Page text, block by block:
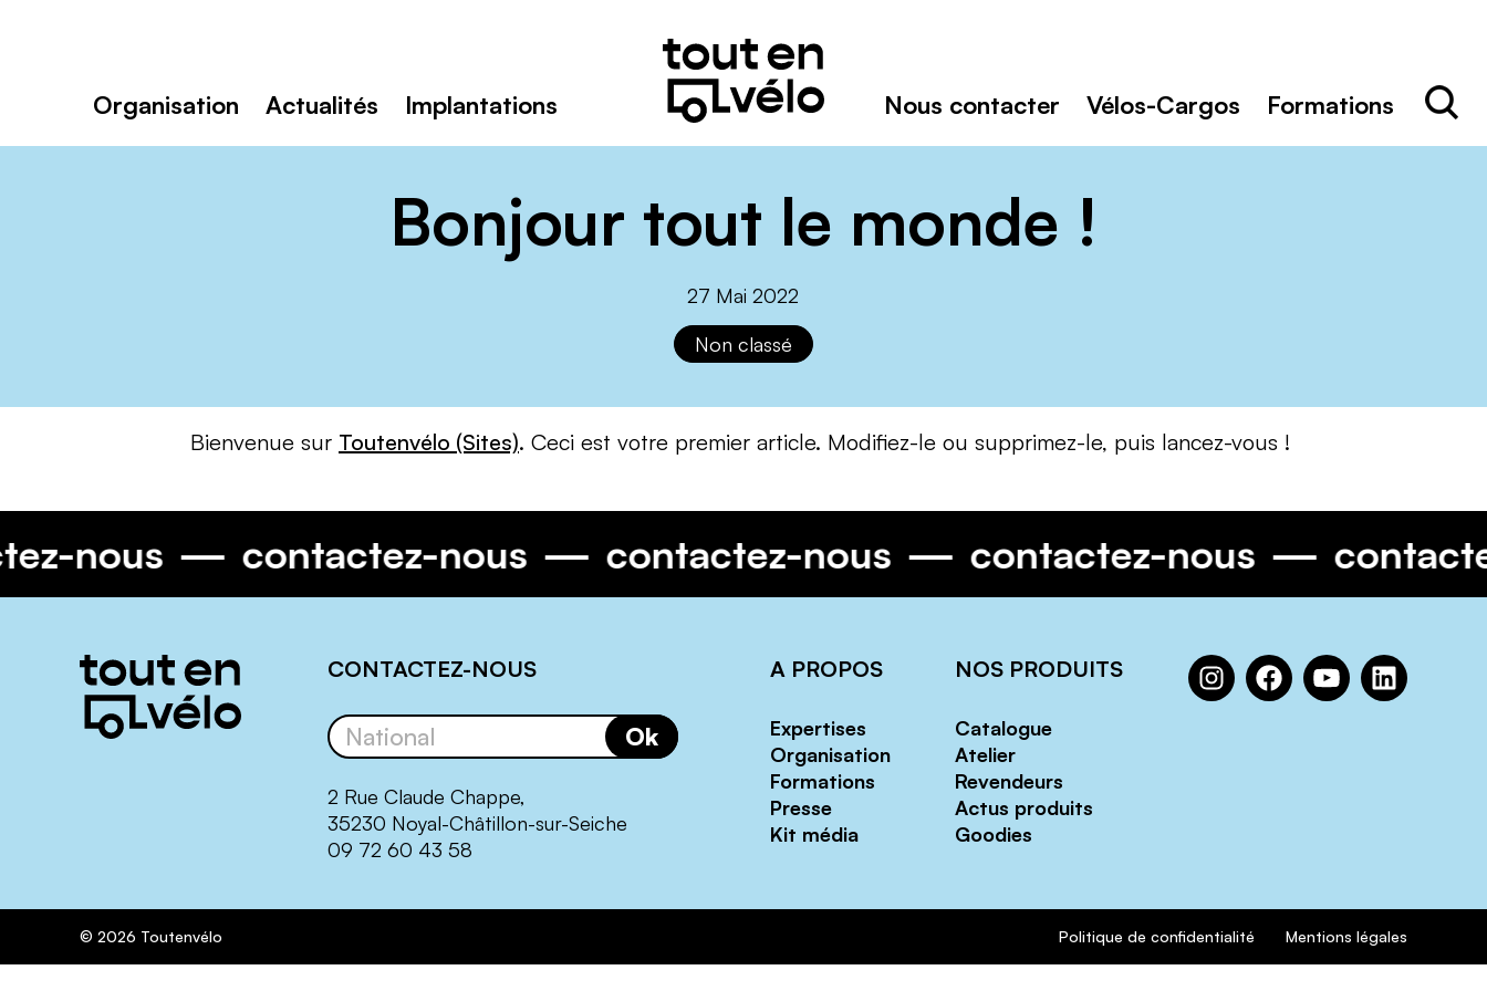
Toutenvélo
–
Coopératives
cyclologistique
coopératives
spécialistes
du
transport
vélo-
Organisation Actualités Implantations Nous contacter Vélos-Cargos Formations
Bonjour tout le monde !
27 Mai 2022
Non classé
Bienvenue sur Toutenvélo (Sites). Ceci est votre premier article. Modifiez-le ou supprimez-le, puis lancez-vous !
nous contactez-nous contactez-nous contactez-nous
Informations
complémentaires
CONTACTEZ-NOUS
Ok
2 Rue Claude Chappe,
35230 Noyal-Châtillon-sur-Seiche
09 72 60 43 58
A PROPOS
Expertises
Organisation
Formations
Presse
Kit média
NOS PRODUITS
Catalogue
Atelier
Revendeurs
Actus produits
Goodies
© 2026 Toutenvélo Politique de confidentialité Mentions légales